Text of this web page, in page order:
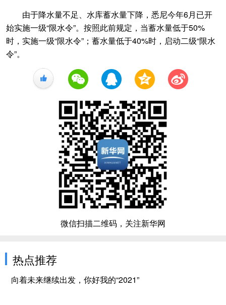
由于降水量不足、水库蓄水量下降，悉尼今年6月已开
始实施一级“限水令”。按照此前规定，当蓄水量低于50%
时，实施一级“限水令”；蓄水量低于40%时，启动二级“限水
令”。
+1
微信扫描二维码，关注新华网
热点推荐
向着未来继续出发，你好我的“2021”